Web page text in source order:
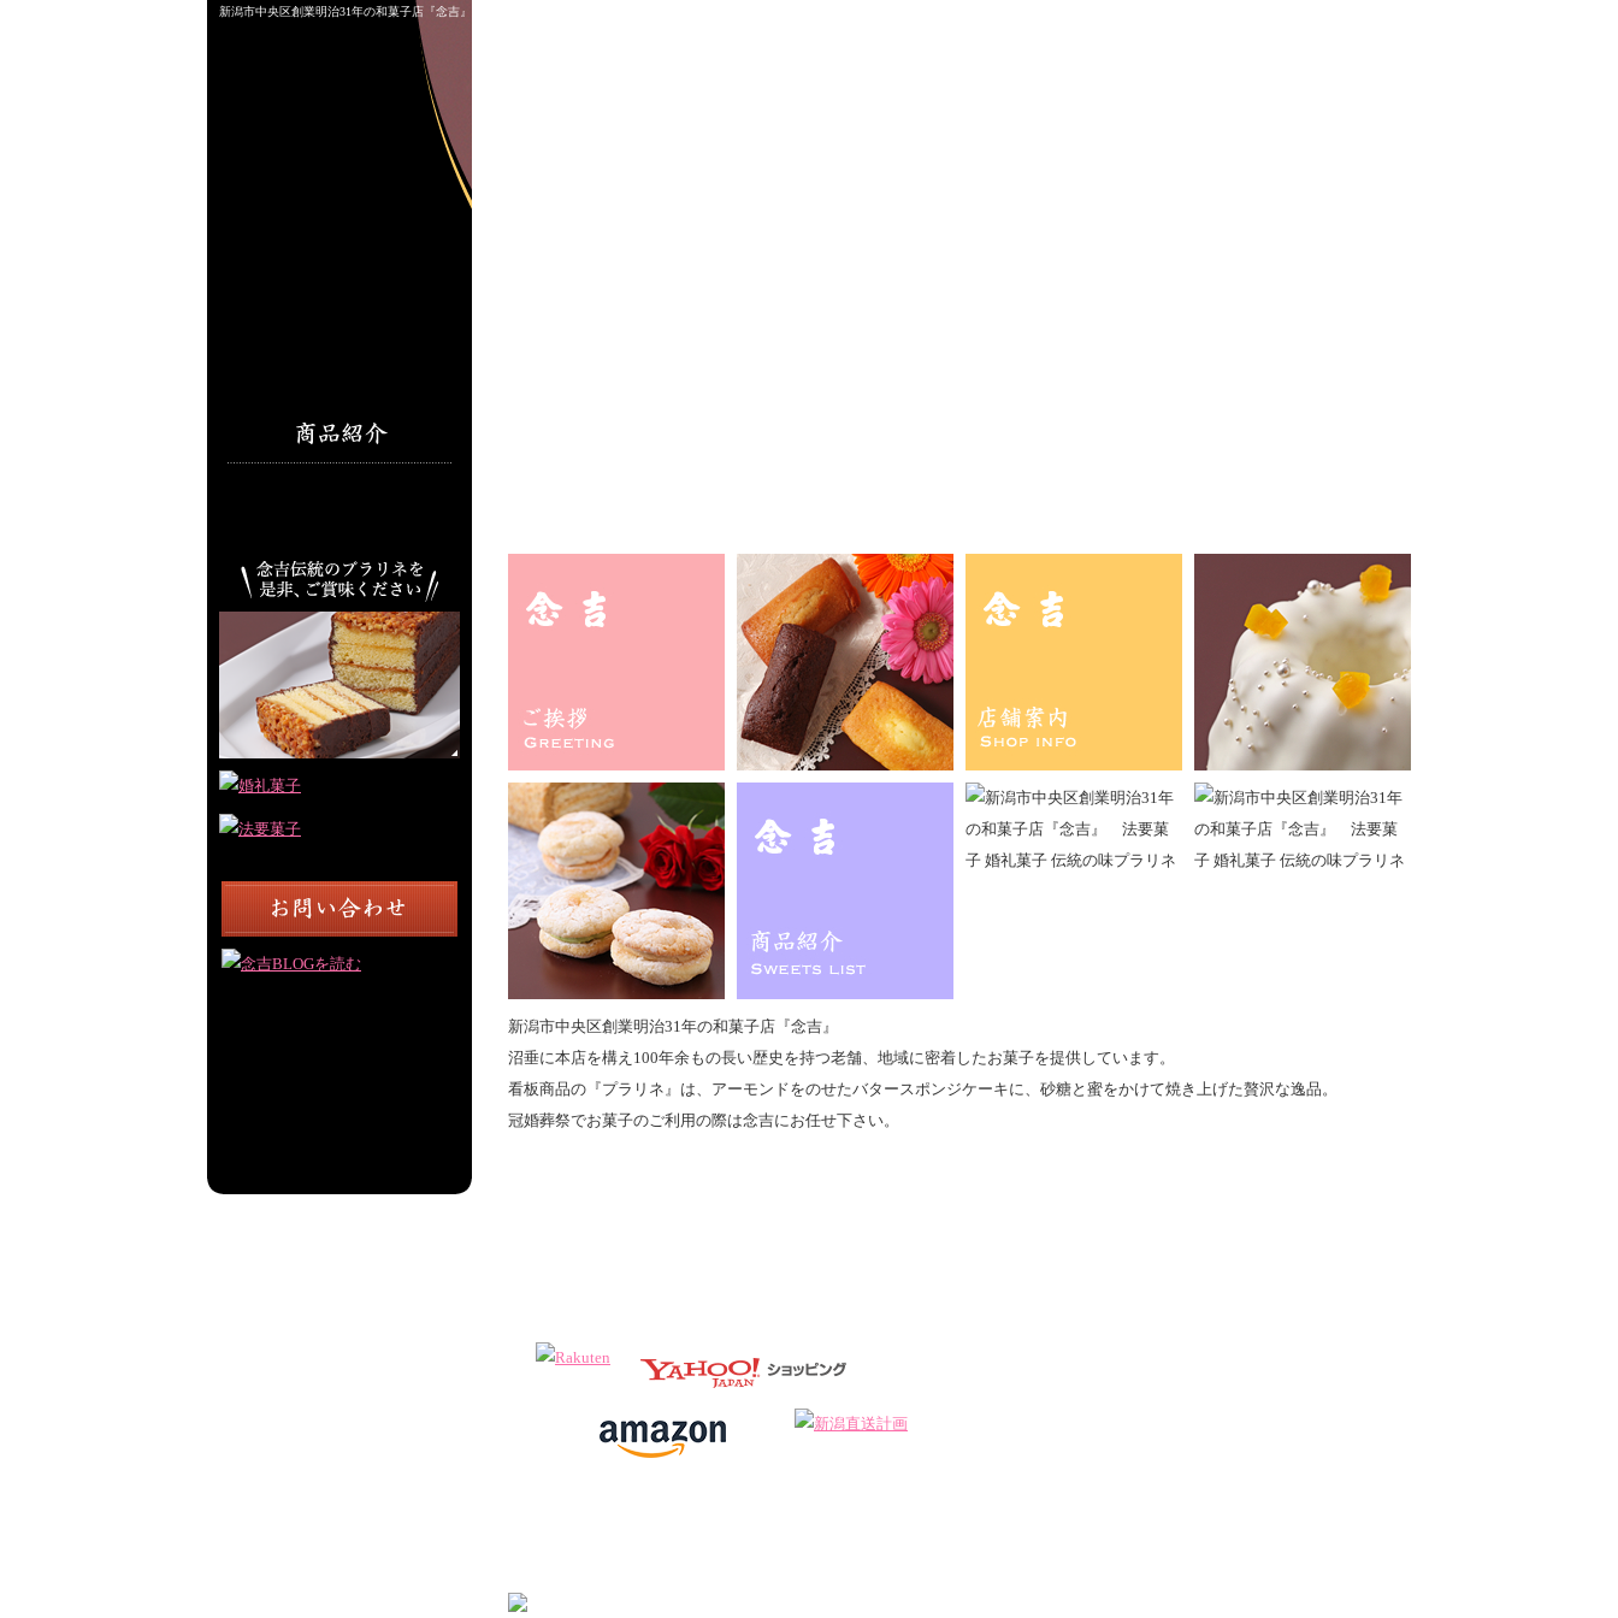
新潟市中央区創業明治31年の和菓子店『念吉』 法要菓子 婚礼菓子 伝統の味プラリネ
新潟市中央区創業明治31年の和菓子店『念吉』
沼垂に本店を構え100年余もの長い歴史を持つ老舗、地域に密着したお菓子を提供しています。
看板商品の『プラリネ』は、アーモンドをのせたバタースポンジケーキに、砂糖と蜜をかけて焼き上げた贅沢な逸品。
冠婚葬祭でお菓子のご利用の際は念吉にお任せ下さい。